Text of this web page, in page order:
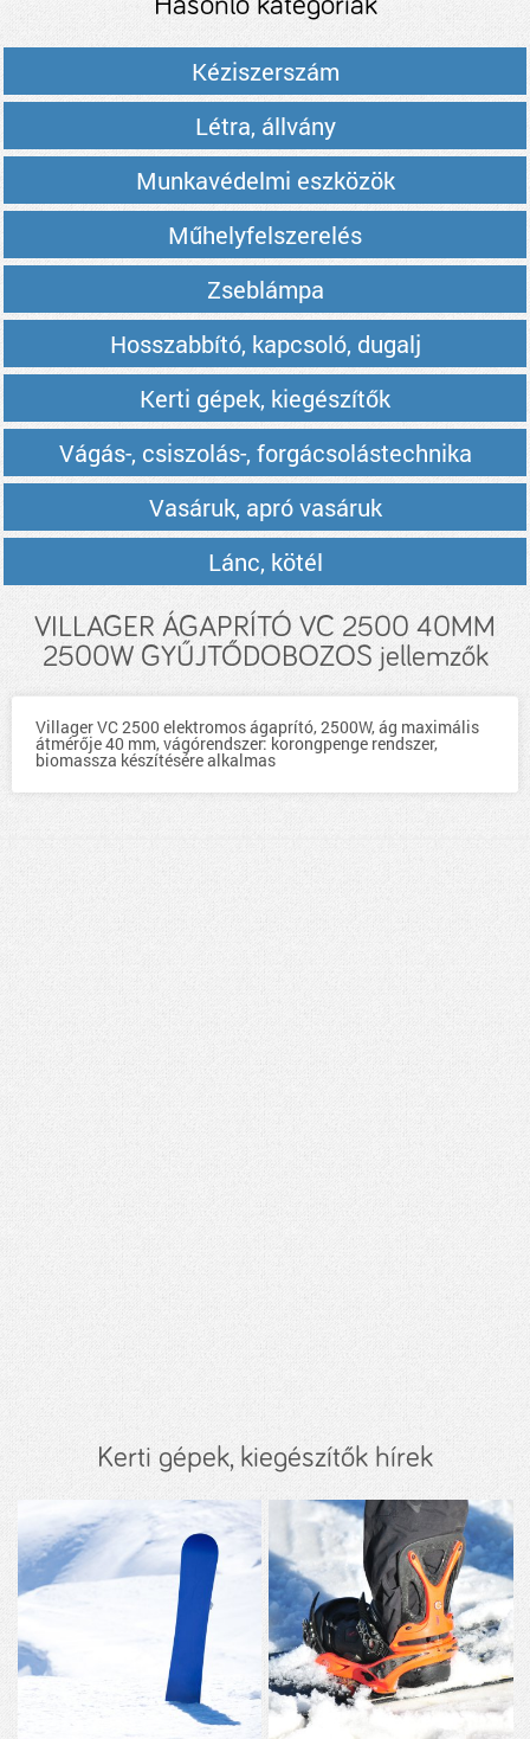
Kéziszerszám
Létra, állvány
Munkavédelmi eszközök
Műhelyfelszerelés
Zseblámpa
Hosszabbító, kapcsoló, dugalj
Kerti gépek, kiegészítők
Vágás-, csiszolás-, forgácsolástechnika
Vasáruk, apró vasáruk
Lánc, kötél
VILLAGER ÁGAPRÍTÓ VC 2500 40MM
2500W GYŰJTŐDOBOZOS jellemzők
Villager VC 2500 elektromos ágaprító, 2500W, ág maximális
átmérője 40 mm, vágórendszer: korongpenge rendszer,
biomassza készítésére alkalmas
Kerti gépek, kiegészítők hírek